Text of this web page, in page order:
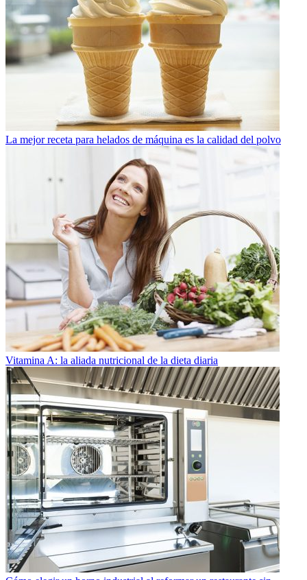
La mejor receta para helados de máquina es la calidad del polvo
Vitamina A: la aliada nutricional de la dieta diaria